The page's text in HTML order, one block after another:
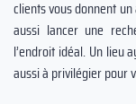
clients vous donnent
aussi lancer une
l’endroit idéal. Un lieu
aussi à privilégier pour